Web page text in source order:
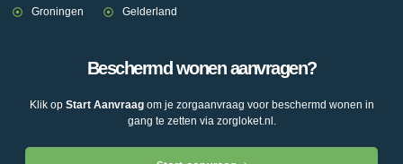
Groningen
Gelderland
Beschermd wonen aanvragen?
Klik op Start Aanvraagom je zorgaanvraag voor beschermd wonen in
gang te zetten via zorgloket.nl.